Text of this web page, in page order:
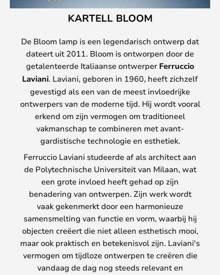
KARTELL BLOOM
De Bloom lamp is een legendarisch ontwerp dat
dateert uit 2011. Bloom is ontworpen door de
getalenteerde Italiaanse ontwerper Ferruccio
Laviani. Laviani, geboren in 1960, heeft zichzelf
gevestigd als een van de meest invloedrijke
ontwerpers van de moderne tijd. Hij wordt vooral
erkend om zijn vermogen om traditioneel
vakmanschap te combineren met avant-
gardistische technologie en esthetiek.
Ferruccio Laviani studeerde af als architect aan
de Polytechnische Universiteit van Milaan, wat
een grote invloed heeft gehad op zijn
benadering van ontwerpen. Zijn werk wordt
vaak gekenmerkt door een harmonieuze
samensmelting van functie en vorm, waarbij hij
objecten creëert die niet alleen esthetisch mooi,
maar ook praktisch en betekenisvol zijn. Laviani's
vermogen om tijdloze ontwerpen te creëren die
vandaag de dag nog steeds relevant en